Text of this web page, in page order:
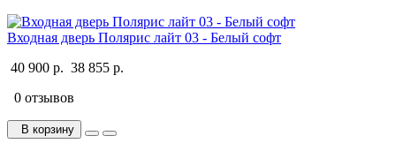
Входная дверь Полярис лайт 03 - Белый софт
40 900 р. 38 855 р.
0 отзывов
В корзину